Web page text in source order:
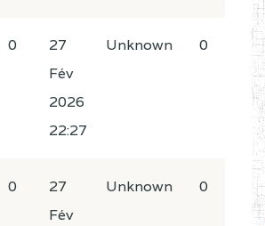
0
27
Fév
2026
22:27
Unknown 0
0
27
Fév
Unknown 0